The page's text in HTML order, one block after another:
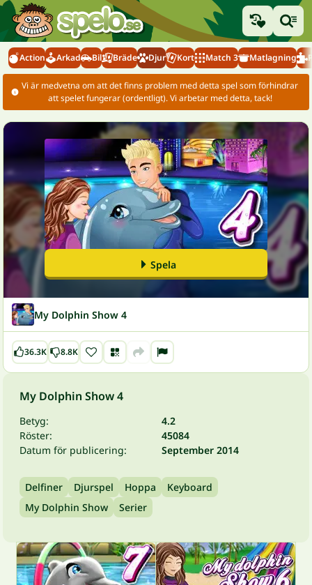
Action Arkad Bil Bräde Djur Kort Match 3 Matlagning
Vi är medvetna om att det finns problem med detta spel som förhindrar
att spelet fungerar (ordentligt). Vi arbetar med detta, tack!
Spela
My Dolphin Show 4
36.3K 8.8K
My Dolphin Show 4
Betyg:
4.2
Röster:
45084
Datum för publicering:
September 2014
Delfiner Djurspel Hoppa
Keyboard
My Dolphin Show
Serier